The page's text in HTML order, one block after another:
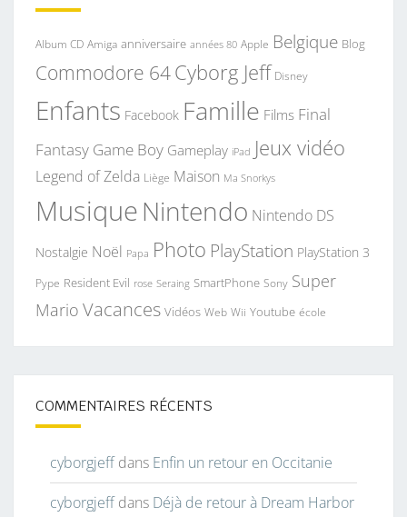
Album CD Amiga anniversaire années 80 Apple Belgique Blog
Commodore 64Cyborg Jeff Disney
Enfants Facebook Famille Films Final
Fantasy Game Boy Gameplay iPad Jeux vidéo
Legend of Zelda Liège Maison Ma Snorkys
MusiqueNintendo Nintendo DS
Nostalgie Noël Papa Photo PlayStation PlayStation 3
Pype Resident Evil rose Seraing SmartPhone Sony Super
Mario Vacances Vidéos Web Wii Youtube école
COMMENTAIRES RÉCENTS
cyborgjeffdans Enfin un retour en Occitanie
cyborgjeffdans Déjà de retour à Dream Harbor